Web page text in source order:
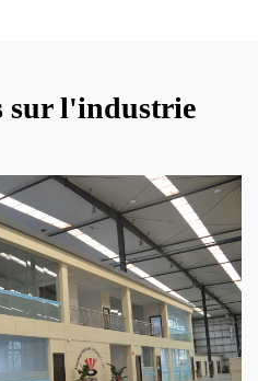
sur l'industrie